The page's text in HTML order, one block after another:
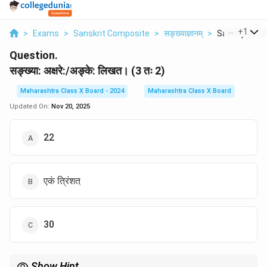
> Exams > Sanskrit Composite > सङ्ख्याज्ञानम् > Sankhya
+1
Question.
सङ्ख्या: अक्षरे:/अङ्के: लिखत। (3 तः 2)
Maharashtra Class X Board - 2024
Maharashtra Class X Board
Updated On: Nov 20, 2025
22
एकं त्रिंशत्
30